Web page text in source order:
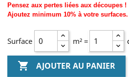
Pensez aux pertes liées aux découpes !
Ajoutez minimum 10% à votre surfaces.
Surface m² =
 AJOUTER AU PANIER